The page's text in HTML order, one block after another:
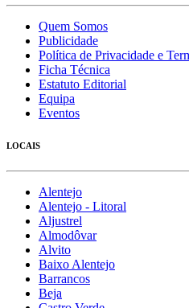
Quem Somos
Publicidade
Política de Privacidade e
Ficha Técnica
Estatuto Editorial
Equipa
Eventos
LOCAIS
Alentejo
Alentejo - Litoral
Aljustrel
Almodôvar
Alvito
Baixo Alentejo
Barrancos
Beja